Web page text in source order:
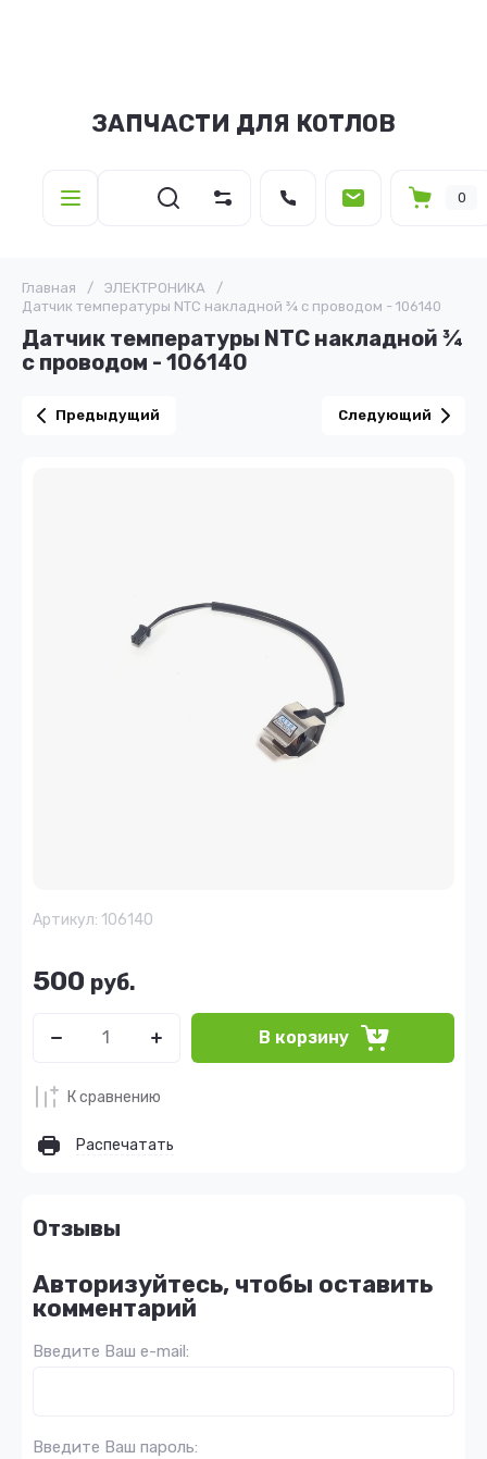
ЗАПЧАСТИ ДЛЯ КОТЛОВ
0
Главная / ЭЛЕКТРОНИКА
/
Датчик температуры NTC накладной ¾ с проводом - 106140
Датчик температуры NTC накладной ¾
с проводом - 106140
Предыдущий Следующий
Артикул: 106140
500 руб.
В корзину
К сравнению
Распечатать
Отзывы
Авторизуйтесь, чтобы оставить
комментарий
Введите Ваш e-mail:
Введите Ваш пароль: